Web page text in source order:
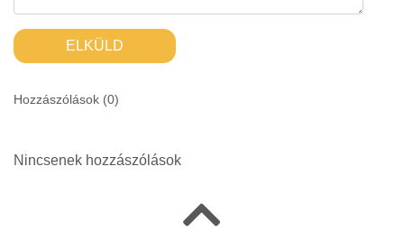
ELKÜLD
Hozzászólások (0)
Nincsenek hozzászólások